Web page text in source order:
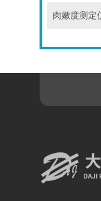
肉嫩度测定